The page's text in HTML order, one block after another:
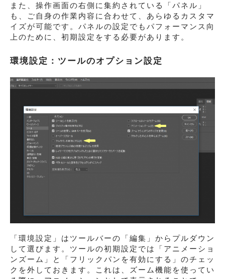
また、操作画面の右側に集約されている「パネル」
も、ご自身の作業内容に合わせて、あらゆるカスタマ
イズが可能です。パネルの設定でもパフォーマンス向
上のために、初期設定をする必要があります。
環境設定：ツールのオプション設定
「環境設定」はツールバーの「編集」からプルダウン
して選びます。ツールの初期設定では「アニメーショ
ンズーム」と「フリックパンを有効にする」のチェッ
クを外しておきます。これは、ズーム機能を使ってい